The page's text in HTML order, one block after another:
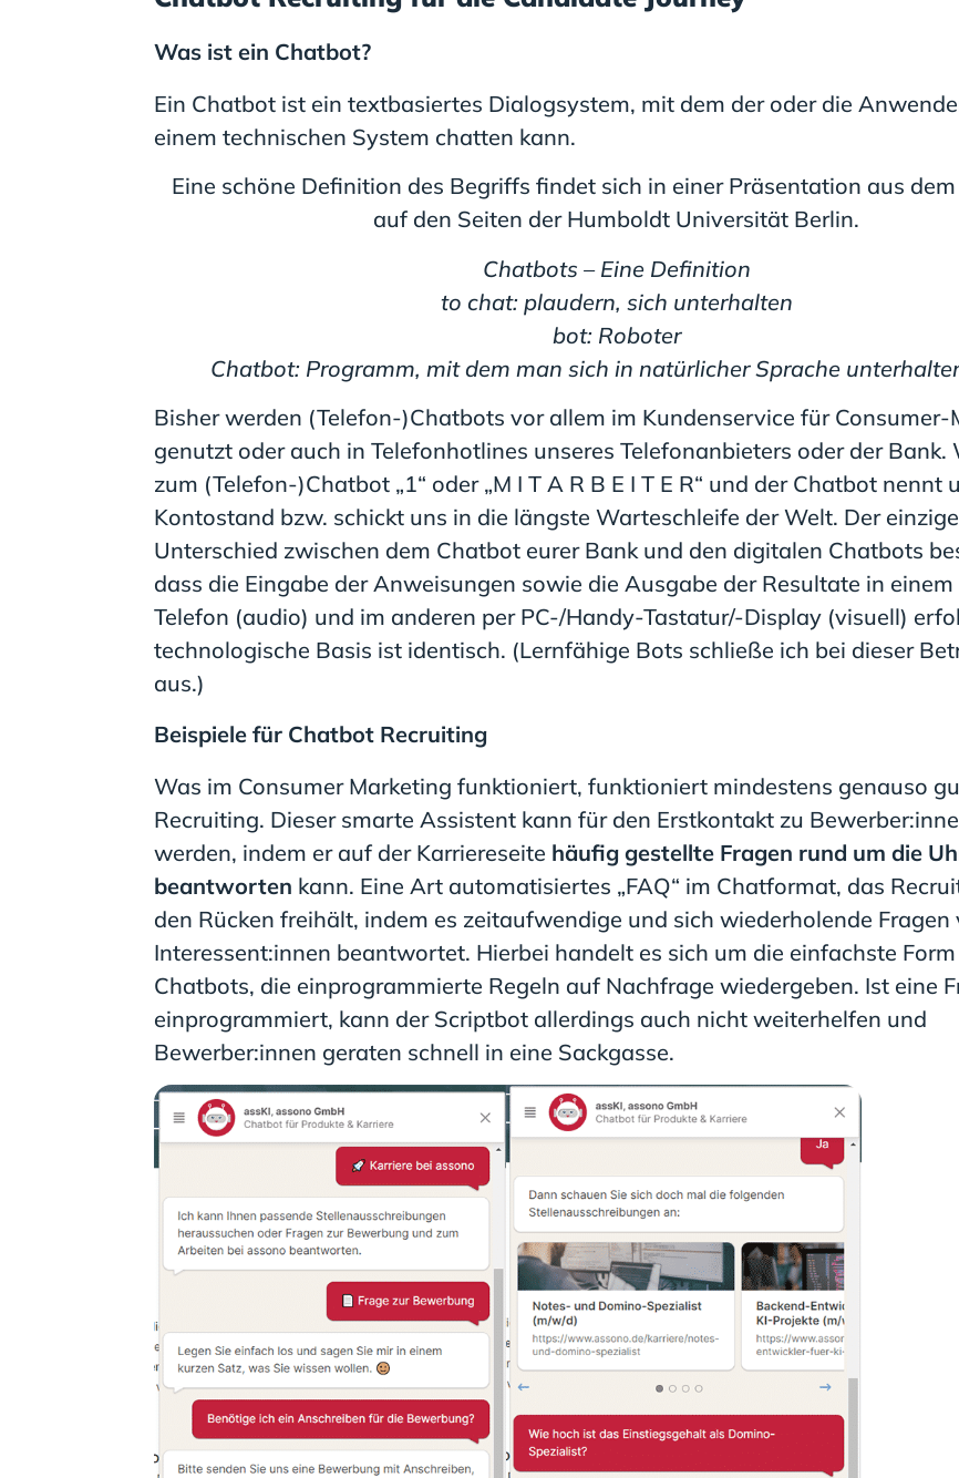
Was ist ein Chatbot?
Ein Chatbot ist ein textbasiertes Dialogsystem, mit dem der oder die
einem technischen System chatten kann.
Eine schöne Definition des Begriffs findet sich in einer Präsentation aus
auf den Seiten der Humboldt Universität Berlin.
Chatbots – Eine Definition
to chat: plaudern, sich unterhalten
bot: Roboter
Chatbot: Programm, mit dem man sich in natürlicher Sprache
Bisher werden (Telefon-)Chatbots vor allem im Kundenservice für Consumer-
genutzt oder auch in Telefonhotlines unseres Telefonanbieters oder der Bank.
zum (Telefon-)Chatbot „1“ oder „M I T A R B E I T E R“ und der Chatbot nennt
Kontostand bzw. schickt uns in die längste Warteschleife der Welt. Der einzige
Unterschied zwischen dem Chatbot eurer Bank und den digitalen Chatbots
dass die Eingabe der Anweisungen sowie die Ausgabe der Resultate in einem
Telefon (audio) und im anderen per PC-/Handy-Tastatur/-Display (visuell)
technologische Basis ist identisch. (Lernfähige Bots schließe ich bei dieser
aus.)
Beispiele für Chatbot Recruiting
Was im Consumer Marketing funktioniert, funktioniert mindestens genauso
Recruiting. Dieser smarte Assistent kann für den Erstkontakt zu
werden, indem er auf der Karriereseite häufig gestellte Fragen rund um die
beantworten kann. Eine Art automatisiertes „FAQ“ im Chatformat, das
den Rücken freihält, indem es zeitaufwendige und sich wiederholende Fragen
Interessent:innen beantwortet. Hierbei handelt es sich um die einfachste
Chatbots, die einprogrammierte Regeln auf Nachfrage wiedergeben. Ist eine
einprogrammiert, kann der Scriptbot allerdings auch nicht weiterhelfen und
Bewerber:innen geraten schnell in eine Sackgasse.